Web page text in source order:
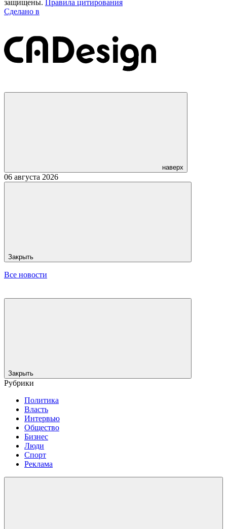
защищены.
Правила цитирования
Сделано в
наверх
06 августа 2026
Закрыть
Все новости
Закрыть
Рубрики
Политика
Власть
Интервью
Общество
Бизнес
Люди
Спорт
Реклама